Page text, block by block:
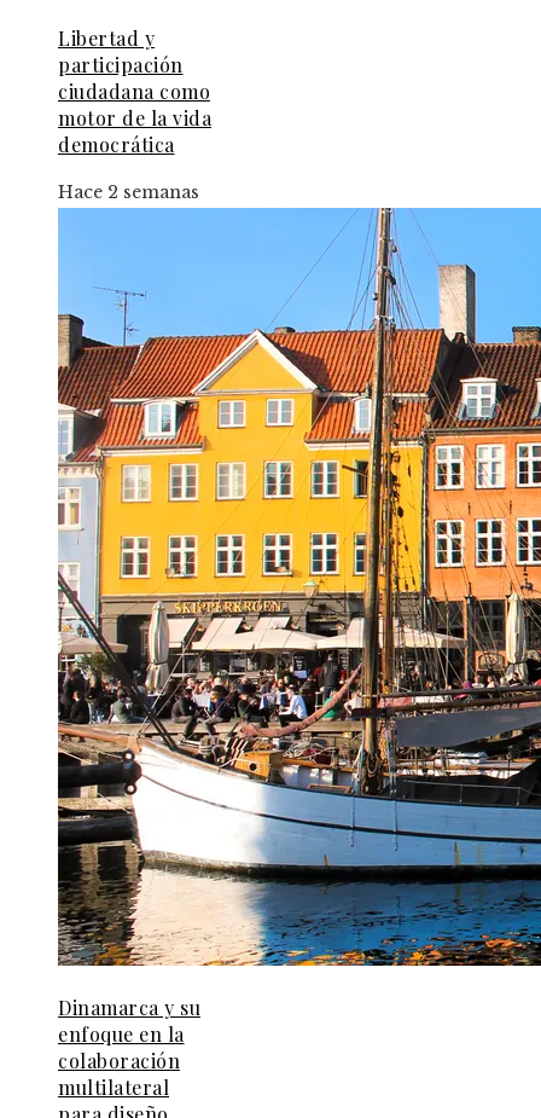
Libertad y
participación
ciudadana como
motor de la vida
democrática
Hace 2 semanas
Dinamarca y su
enfoque en la
colaboración
multilateral